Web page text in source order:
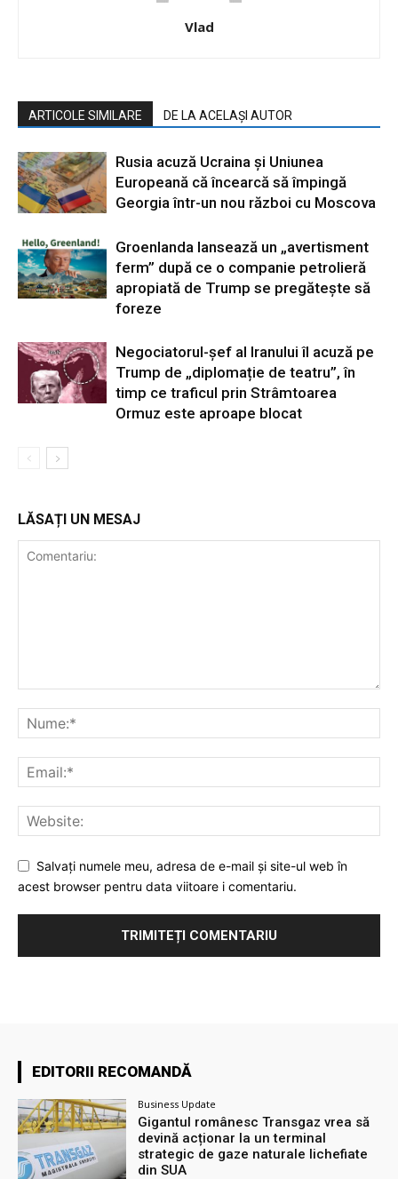
Vlad
ARTICOLE SIMILARE DE LA ACELAȘI AUTOR
Rusia acuză Ucraina și Uniunea
Europeană că încearcă să împingă
Georgia într-un nou război cu Moscova
Groenlanda lansează un „avertisment
ferm” după ce o companie petrolieră
apropiată de Trump se pregătește să
foreze
Negociatorul-șef al Iranului îl acuză pe
Trump de „diplomație de teatru”, în
timp ce traficul prin Strâmtoarea
Ormuz este aproape blocat
LĂSAȚI UN MESAJ
Salvați numele meu, adresa de e-mail și site-ul web în
acest browser pentru data viitoare i comentariu.
EDITORII RECOMANDĂ
Business Update
Gigantul românesc Transgaz vrea să
devină acționar la un terminal
strategic de gaze naturale lichefiate
din SUA